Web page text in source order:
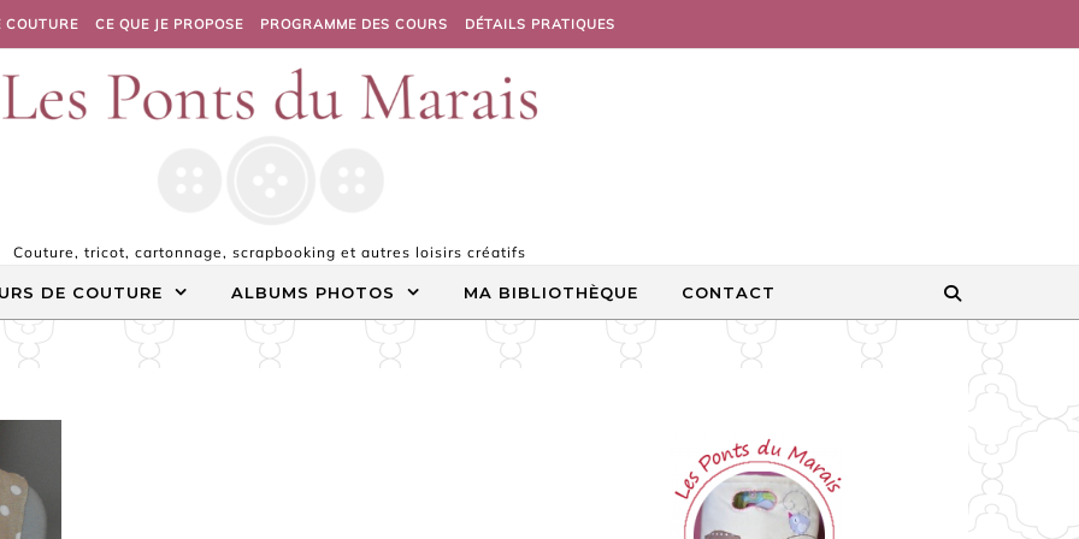
COUTURE CE QUE JE PROPOSE PROGRAMME DES COURS DÉTAILS PRATIQUES
Couture, tricot, cartonnage, scrapbooking et autres loisirs créatifs
DE COUTURE ALBUMS PHOTOS MA BIBLIOTHÈQUE CONTACT